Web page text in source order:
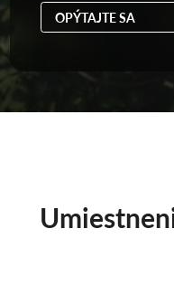
OPÝTAJTE SA